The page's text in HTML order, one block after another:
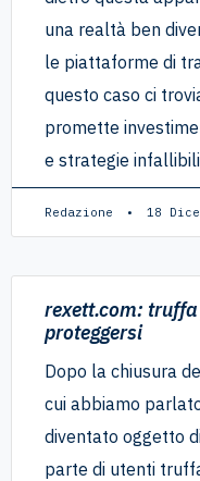
una realtà ben
le piattaforme di
questo caso ci
promette
e strategie
Redazione 18
rexett.com:
proteggersi
Dopo la chiusura
cui abbiamo
diventato oggetto
parte di utenti